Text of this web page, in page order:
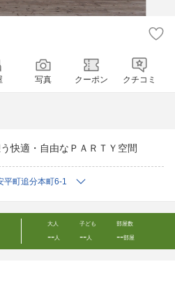
写真 クーポン クチコミ
快適・自由なＰＡＲＴＹ空間
町追分本町6-1
大人
--人
子ども
--人
部屋数
--部屋